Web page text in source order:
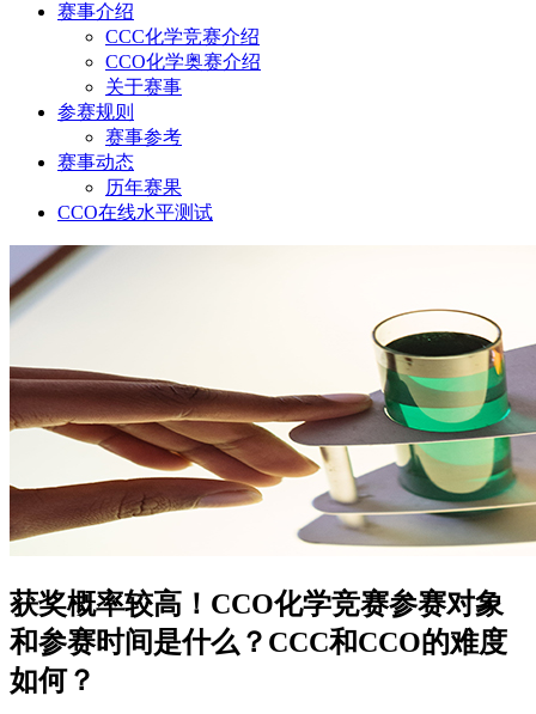
赛事介绍
CCC化学竞赛介绍
CCO化学奥赛介绍
关于赛事
参赛规则
赛事参考
赛事动态
历年赛果
CCO在线水平测试
获奖概率较高！CCO化学竞赛参赛对象
和参赛时间是什么？CCC和CCO的难度
如何？